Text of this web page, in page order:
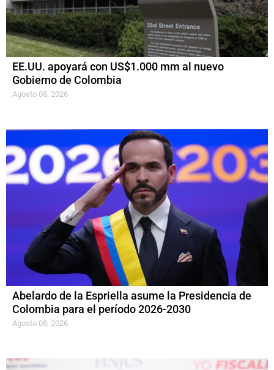
EE.UU. apoyará con US$1.000 mm al nuevo
Gobierno de Colombia
Agosto 08, 2026
Abelardo de la Espriella asume la Presidencia de
Colombia para el período 2026-2030
Agosto 08, 2026